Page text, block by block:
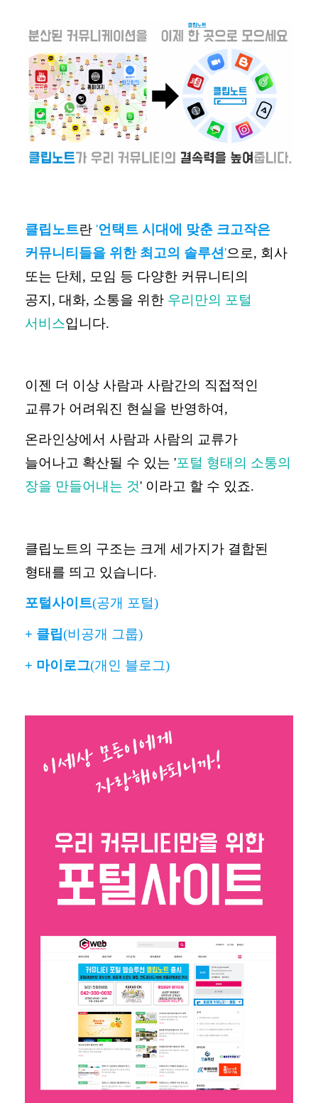
클립노트란 '언택트 시대에 맞춘 크고작은
커뮤니티들을 위한 최고의 솔루션'으로, 회사
또는 단체, 모임 등 다양한 커뮤니티의
공지, 대화, 소통을 위한 우리만의 포털
서비스입니다.
이젠 더 이상 사람과 사람간의 직접적인
교류가 어려워진 현실을 반영하여,
온라인상에서 사람과 사람의 교류가
늘어나고 확산될 수 있는 '포털 형태의 소통의
장을 만들어내는 것' 이라고 할 수 있죠.
클립노트의 구조는 크게 세가지가 결합된
형태를 띄고 있습니다.
포털사이트(공개 포털)
+ 클립(비공개 그룹)
+ 마이로그(개인 블로그)